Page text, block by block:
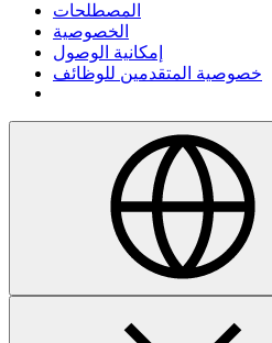
المصطلحات
الخصوصية
إمكانية الوصول
خصوصية المتقدمين للوظائف